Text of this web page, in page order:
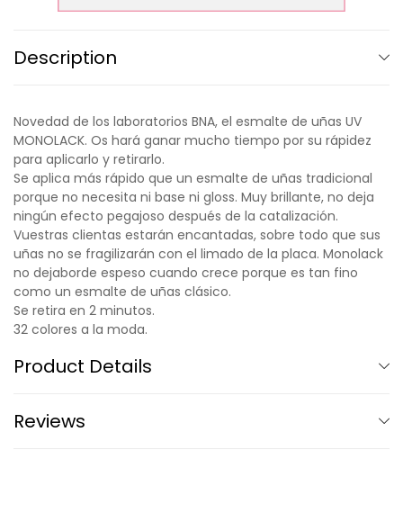
Description
Novedad de los laboratorios BNA, el esmalte de uñas UV
MONOLACK. Os hará ganar mucho tiempo por su rápidez
para aplicarlo y retirarlo.
Se aplica más rápido que un esmalte de uñas tradicional
porque no necesita ni base ni gloss. Muy brillante, no deja
ningún efecto pegajoso después de la catalización.
Vuestras clientas estarán encantadas, sobre todo que sus
uñas no se fragilizarán con el limado de la placa. Monolack
no dejaborde espeso cuando crece porque es tan fino
como un esmalte de uñas clásico.
Se retira en 2 minutos.
32 colores a la moda.
Product Details
Reviews